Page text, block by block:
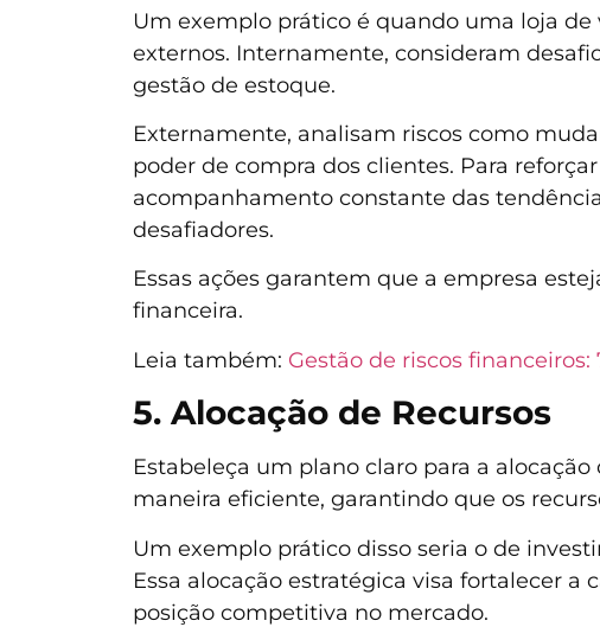
Um exemplo prático é quando uma loja
externos. Internamente, consideram
gestão de estoque.
Externamente, analisam riscos como
poder de compra dos clientes. Para
acompanhamento constante das
desafiadores.
Essas ações garantem que a empresa
financeira.
Leia também: Gestão de riscos
5. Alocação de Recursos
Estabeleça um plano claro para a
maneira eficiente, garantindo que os
Um exemplo prático disso seria o de
Essa alocação estratégica visa fortalecer
posição competitiva no mercado.